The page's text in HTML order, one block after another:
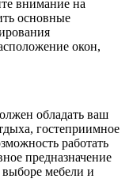
внимание на
основные
окон,
обладать ваш
гостеприимное
работать
предназначение
мебели и